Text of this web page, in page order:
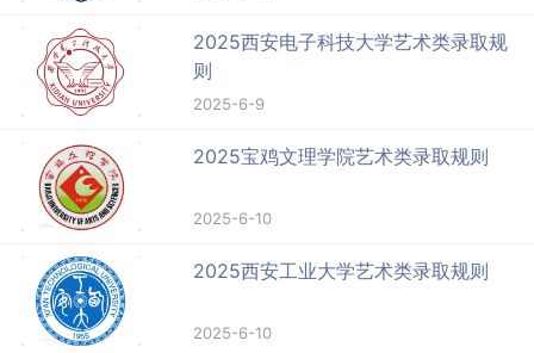
2025西安电子科技大学艺术类录取规
则
2025-6-9
2025宝鸡文理学院艺术类录取规则
2025-6-10
2025西安工业大学艺术类录取规则
2025-6-10